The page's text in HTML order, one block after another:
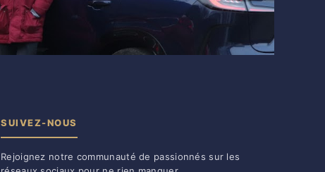
SUIVEZ-NOUS
Rejoignez notre communauté de passionnés sur les